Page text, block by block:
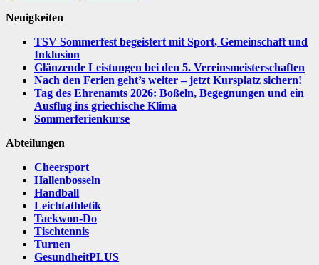
Neuigkeiten
TSV Sommerfest begeistert mit Sport, Gemeinschaft und
Inklusion
Glänzende Leistungen bei den 5. Vereinsmeisterschaften
Nach den Ferien geht’s weiter – jetzt Kursplatz sichern!
Tag des Ehrenamts 2026: Boßeln, Begegnungen und ein
Ausflug ins griechische Klima
Sommerferienkurse
Abteilungen
Cheersport
Hallenbosseln
Handball
Leichtathletik
Taekwon-Do
Tischtennis
Turnen
GesundheitPLUS